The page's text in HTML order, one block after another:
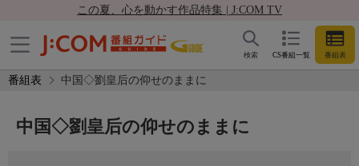
この夏、心を動かす作品特集 | J:COM TV
CS番組一覧 番組表
検索
番組表 中国◇劉皇后の仰せのままに
中国◇劉皇后の仰せのままに